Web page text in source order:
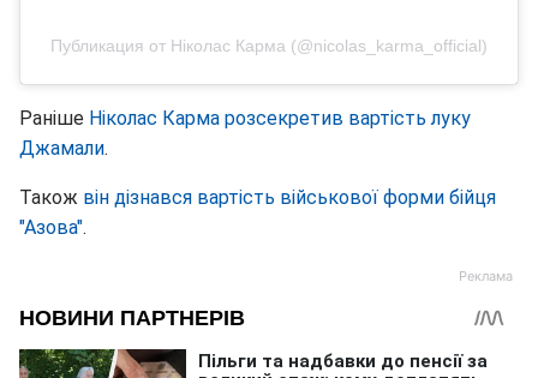
Публикация от Ніколас Карма (@nicolas_karma_official)
Раніше Ніколас Карма розсекретив вартість луку
Джамали.
Також він дізнався вартість військової форми бійця
"Азова".